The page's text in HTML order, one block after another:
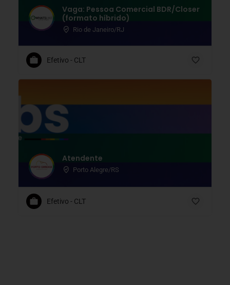
Vaga: Pessoa Comercial BDR/Closer
(formato híbrido)
Rio de Janeiro/RJ
Efetivo - CLT
Atendente
Porto Alegre/RS
Efetivo - CLT